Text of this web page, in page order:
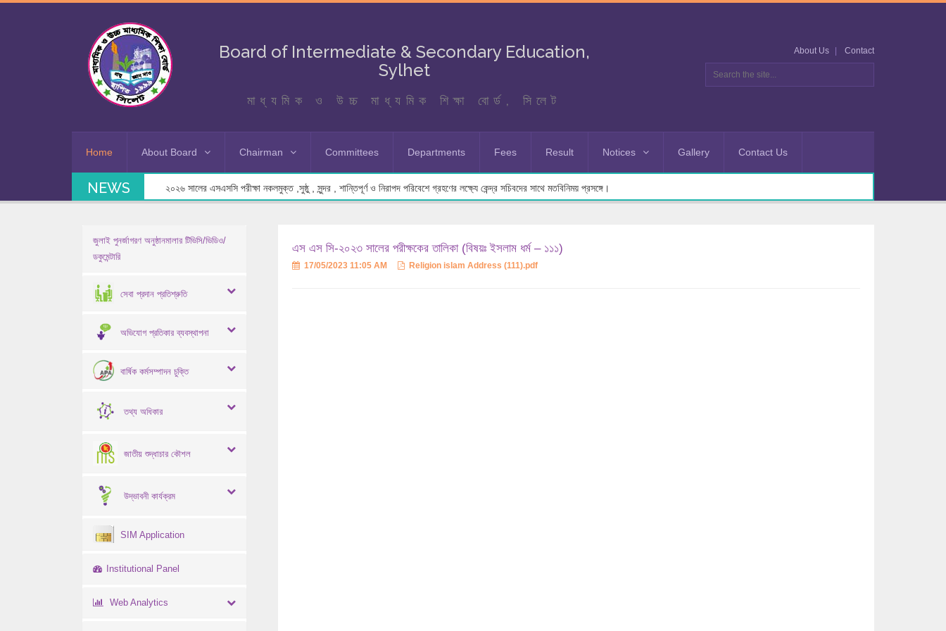
Board of Intermediate & Secondary Education,
Sylhet
মাধ্যমিক ও উচ্চ মাধ্যমিক শিক্ষা বোর্ড, সিলেট
About Us Contact
Home About Board Chairman Committees Departments Fees Result Notices Gallery Contact Us
NEWS ২০২৬ সালের এসএসসি পরীক্ষা নকলমুক্ত ,সুষ্ঠু , সুন্দর , শান্তিপূর্ণ ও নিরাপদ পরিবেশে গ্রহণের লক্ষ্যে কেন্দ্র সচিবদের সাথে মতবিনিময় প্রসঙ্গে।
জুলাই পুনর্জাগরণ অনুষ্ঠানমালার টিভিসি/ভিডিও/
ডকুমেন্টারি
সেবা প্রদান প্রতিশ্রুতি
অভিযোগ প্রতিকার ব্যবস্থাপনা
বার্ষিক কর্মসম্পাদন চুক্তি
তথ্য অধিকার
জাতীয় শুদ্ধাচার কৌশল
উদ্ভাবনী কার্যক্রম
SIM Application
Institutional Panel
Web Analytics
এস এস সি-২০২৩ সালের পরীক্ষকের তালিকা (বিষয়ঃ ইসলাম ধর্ম – ১১১)
17/05/2023 11:05 AM Religion islam Address (111).pdf